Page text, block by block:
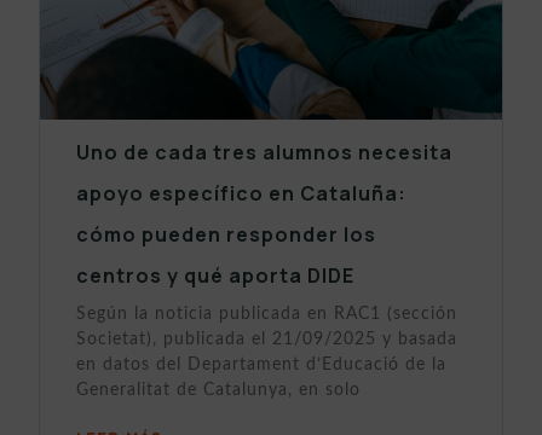
Uno de cada tres alumnos necesita
apoyo específico en Cataluña:
cómo pueden responder los
centros y qué aporta DIDE
Según la noticia publicada en RAC1 (sección
Societat), publicada el 21/09/2025 y basada
en datos del Departament d’Educació de la
Generalitat de Catalunya, en solo